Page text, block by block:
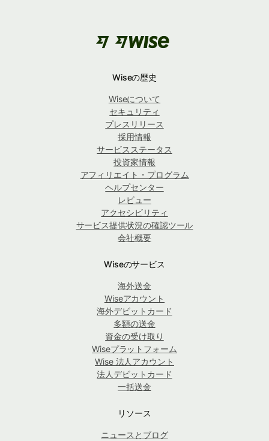
Wiseの歴史
Wiseについて
セキュリティ
プレスリリース
採用情報
サービスステータス
投資家情報
アフィリエイト・プログラム
ヘルプセンター
レビュー
アクセシビリティ
サービス提供状況の確認ツール
会社概要
Wiseのサービス
海外送金
Wiseアカウント
海外デビットカード
多額の送金
資金の受け取り
Wiseプラットフォーム
Wise 法人アカウント
法人デビットカード
一括送金
リソース
ニュースとブログ